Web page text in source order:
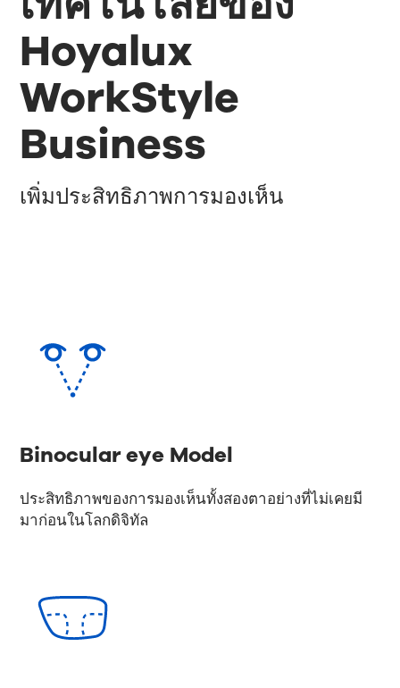
Hoyalux
WorkStyle
Business
เพิ่มประสิทธิภาพการมองเห็น
Binocular eye Model
ประสิทธิภาพของการมองเห็นทั้งสองตาอย่างที่ไม่เคยมี
มาก่อนในโลกดิจิทัล